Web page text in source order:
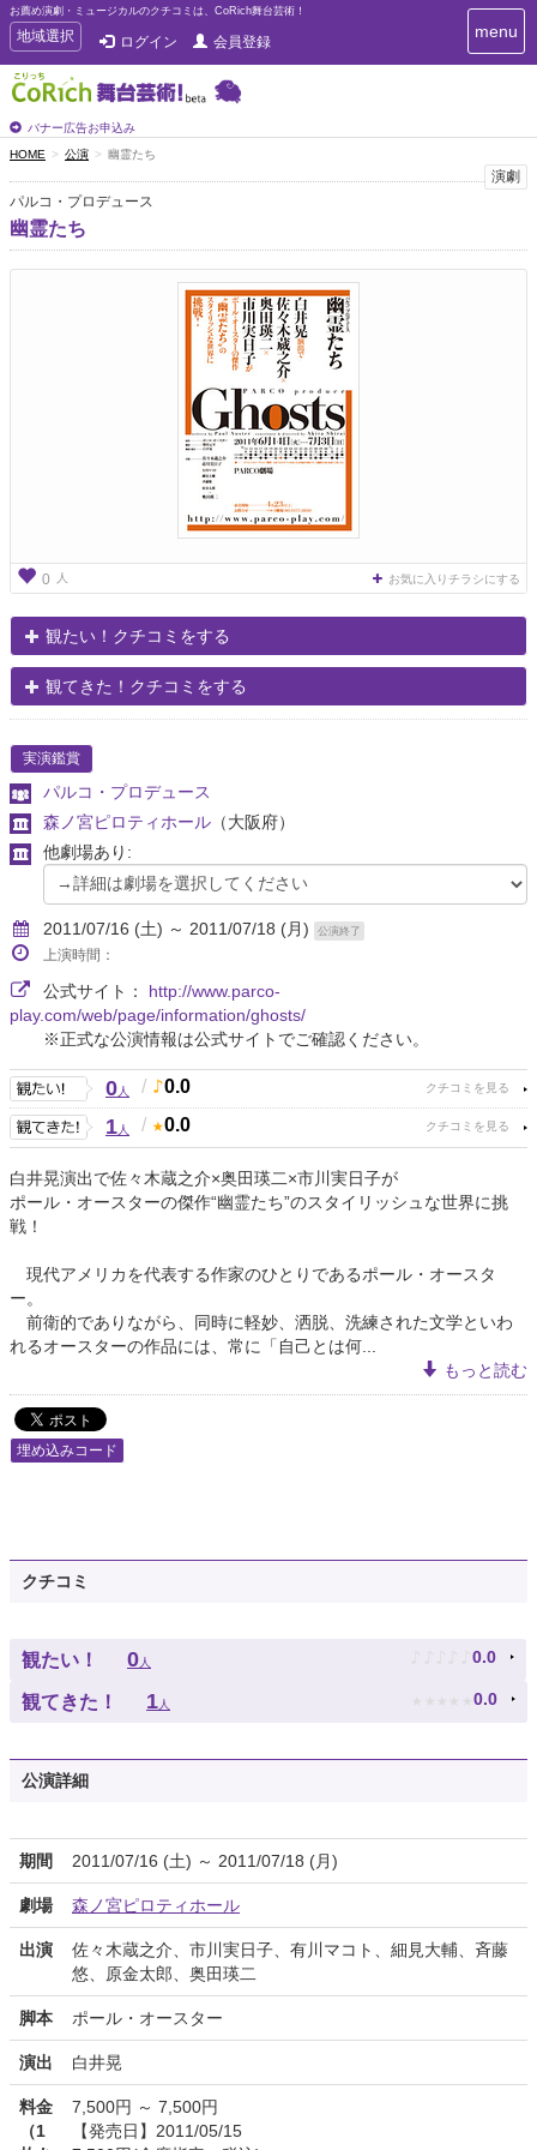
お薦め演劇・ミュージカルのクチコミは、CoRich舞台芸術！
T
o
g
g
e
n
a
v
i
g
地域選択 ログイン 会員登録
バナー広告お申込み
T
o
i
g
menu
HOME 公演 幽霊たち
演劇
パルコ・プロデュース
幽霊たち
0 人 お気に入りチラシにする
観たい！クチコミをする
観てきた！クチコミをする
実演鑑賞
パルコ・プロデュース
森ノ宮ピロティホール （大阪府）
他劇場あり:
2011/07/16 (土) ～ 2011/07/18 (月) 公演終了
上演時間：
公式サイト： http://www.parco-
play.com/web/page/information/ghosts/
※正式な公演情報は公式サイトでご確認ください。
0人 / 0.0
1人 / 0.0
白井晃演出で佐々木蔵之介×奥田瑛二×市川実日子が
ポール・オースターの傑作“幽霊たち”のスタイリッシュな世界に挑
戦！
現代アメリカを代表する作家のひとりであるポール・オースタ
ー。
前衛的でありながら、同時に軽妙、洒脱、洗練された文学といわ
れるオースターの作品には、常に「自己とは何...
もっと読む
埋め込みコード
クチコミ
観たい！ 0人 ♪ ♪ ♪ ♪ ♪ 0.0
観てきた！ 1人 ★ ★ ★ ★ ★ 0.0
公演詳細
期間 2011/07/16 (土) ～ 2011/07/18 (月)
劇場 森ノ宮ピロティホール
出演
佐々木蔵之介、市川実日子、有川マコト、細見大輔、斉藤
悠、原金太郎、奥田瑛二
脚本 ポール・オースター
演出 白井晃
料金
（1
7,500円 ～ 7,500円
【発売日】2011/05/15